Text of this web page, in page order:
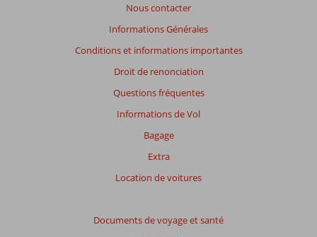
Nous contacter
Informations Générales
Conditions et informations importantes
Droit de renonciation
Questions fréquentes
Informations de Vol
Bagage
Extra
Location de voitures
Documents de voyage et santé